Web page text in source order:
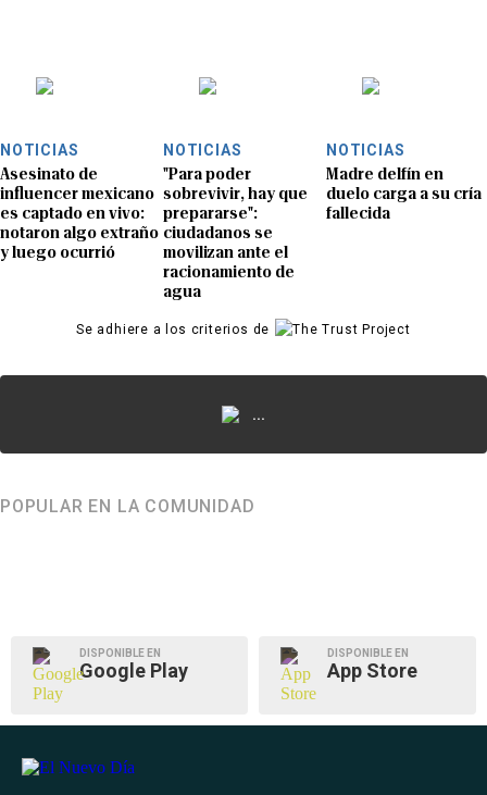
NOTICIAS
Asesinato de
influencer mexicano
es captado en vivo:
notaron algo extraño
y luego ocurrió
NOTICIAS
"Para poder
sobrevivir, hay que
prepararse":
ciudadanos se
movilizan ante el
racionamiento de
agua
NOTICIAS
Madre delfín en
duelo carga a su cría
fallecida
Se adhiere a los criterios de
...
POPULAR EN LA COMUNIDAD
DISPONIBLE EN
Google Play
DISPONIBLE EN
App Store